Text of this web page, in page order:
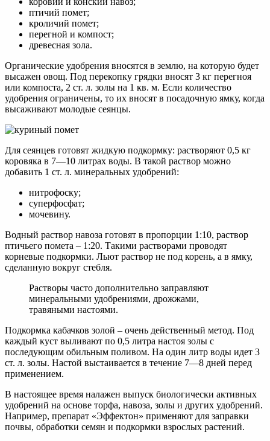
птичий помет;
кроличий помет;
перегной и компост;
древесная зола.
Органические удобрения вносятся в землю, на которую будет
высажен овощ. Под перекопку грядки вносят 3 кг перегноя
или компоста, 2 ст. л. золы на 1 кв. м. Если количество
удобрения ограничены, то их вносят в посадочную ямку, когда
высаживают молодые сеянцы.
Для сеянцев готовят жидкую подкормку: растворяют 0,5 кг
коровяка в 7—10 литрах воды. В такой раствор можно
добавить 1 ст. л. минеральных удобрений:
нитрофоску;
суперфосфат;
мочевину.
Водный раствор навоза готовят в пропорции 1:10, раствор
птичьего помета – 1:20. Такими растворами проводят
корневые подкормки. Льют раствор не под корень, а в ямку,
сделанную вокруг стебля.
Растворы часто дополнительно заправляют
минеральными удобрениями, дрожжами,
травяными настоями.
Подкормка кабачков золой – очень действенный метод. Под
каждый куст выливают по 0,5 литра настоя золы с
последующим обильным поливом. На один литр воды идет 3
ст. л. золы. Настой выстаивается в течение 7—8 дней перед
применением.
В настоящее время налажен выпуск биологически активных
удобрений на основе торфа, навоза, золы и других удобрений.
Например, препарат «Эффектон» применяют для заправки
почвы, обработки семян и подкормки взрослых растений.